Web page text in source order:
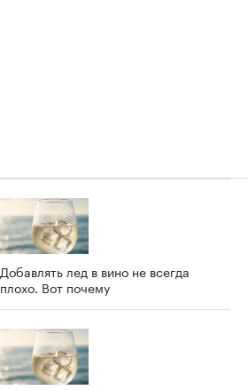
Добавлять лед в вино не всегда
плохо. Вот почему